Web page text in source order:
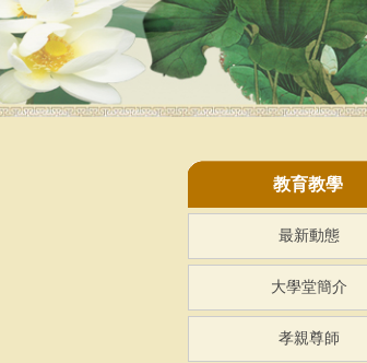
教育教學
最新動態
大學堂簡介
孝親尊師